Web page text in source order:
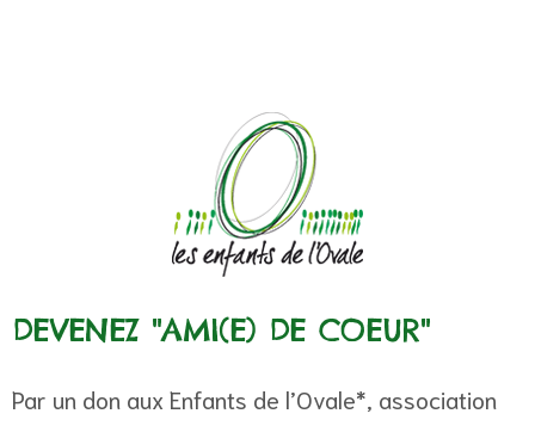
DEVENEZ "AMI(E) DE COEUR"
Par un don aux Enfants de l’Ovale*, association